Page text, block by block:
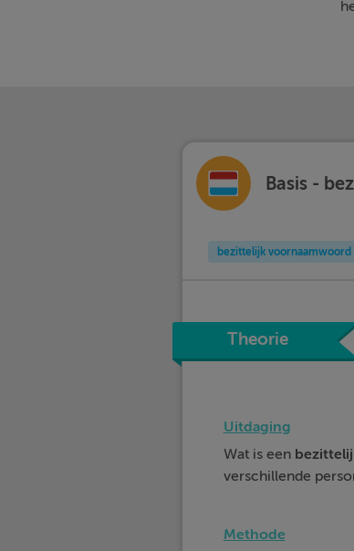
Basis -
bezittelijk voornaamwoord
Theorie
Uitdaging
Wat is een
verschillende
Methode